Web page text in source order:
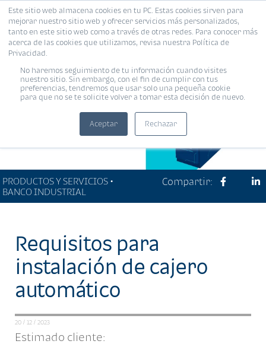
Este sitio web almacena cookies en tu PC. Estas cookies sirven para
mejorar nuestro sitio web y ofrecer servicios más personalizados,
tanto en este sitio web como a través de otras redes. Para conocer más
acerca de las cookies que utilizamos, revisa nuestra Política de
Privacidad.
No haremos seguimiento de tu información cuando visites
nuestro sitio. Sin embargo, con el fin de cumplir con tus
preferencias, tendremos que usar solo una pequeña cookie
para que no se te solicite volver a tomar esta decisión de nuevo.
Aceptar Rechazar
MENÚ
PRODUCTOS Y SERVICIOS •
BANCO INDUSTRIAL
Compartir:
Requisitos para
instalación de cajero
automático
20 / 12 / 2023
Estimado cliente: